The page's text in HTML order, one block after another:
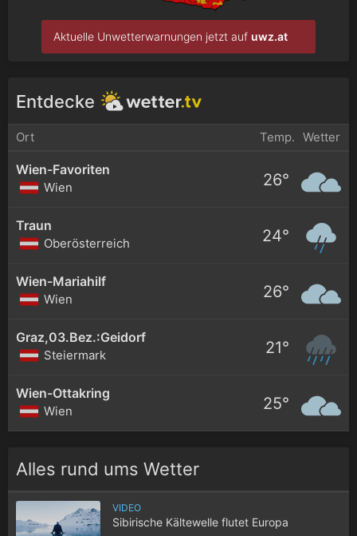
Aktuelle Unwetterwarnungen jetzt auf uwz.at
Entdecke
Ort Temp. Wetter
Wien-Favoriten
Wien 26°
Traun
Oberösterreich 24°
Wien-Mariahilf
Wien 26°
Graz,03.Bez.:Geidorf
Steiermark 21°
Wien-Ottakring
Wien 25°
Alles rund ums Wetter
VIDEO
Sibirische Kältewelle flutet Europa